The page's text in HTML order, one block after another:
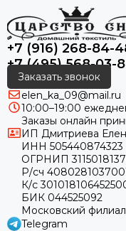
+7 (916) 268-84-
+7 (495) 568-03-
Заказать звонок
elen_ka_09@mail.ru
10:00–19:00
Заказы онлайн
ИП Дмитриева
ИНН 505440874323
ОГРНИП
Р/сч
К/с
БИК 044525092
Московский
Telegram